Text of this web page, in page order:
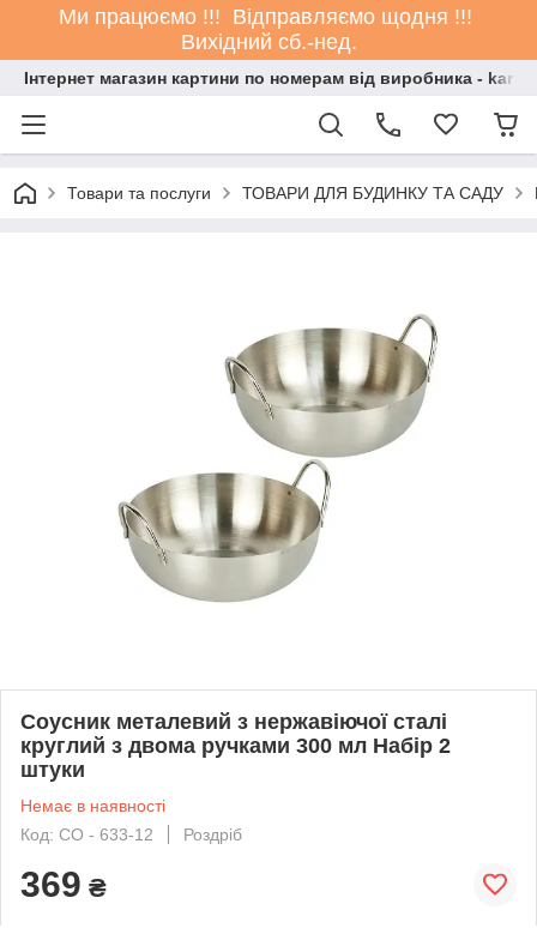
Ми працюємо !!! Відправляємо щодня !!!
Вихідний сб.-нед.
Інтернет магазин картини по номерам від виробника -
Товари та послуги ТОВАРИ ДЛЯ БУДИНКУ ТА САДУ
Соусник металевий з нержавіючої сталі
круглий з двома ручками 300 мл Набір 2
штуки
Немає в наявності
Код: СО - 633-12
Роздріб
369 ₴